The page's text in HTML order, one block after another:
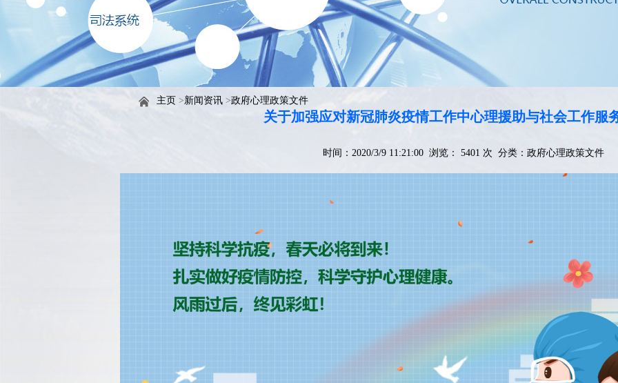
主页 >新闻资讯 >政府心理政策文件
关于加强应对新冠肺炎疫情工作中心理援助与社会工作服
时间：2020/3/9 11:21:00 浏览： 5401 次 分类： 政府心理政策文件